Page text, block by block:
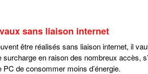
sans liaison internet
être réalisés sans liaison internet, il
en raison des nombreux accès,
de consommer moins d’énergie.